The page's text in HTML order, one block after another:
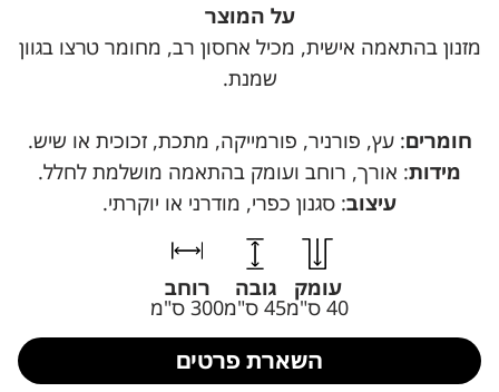
על המוצר
מזנון בהתאמה אישית, מכיל אחסון רב, מחומר טרצו בגוון
שמנת.
חומרים: עץ, פורניר, פורמייקה, מתכת, זכוכית או שיש.
מידות: אורך, רוחב ועומק בהתאמה מושלמת לחלל.
עיצוב: סגנון כפרי, מודרני או יוקרתי.
עומק
40 ס"מ
גובה
45 ס"מ
רוחב
300 ס"מ
השארת פרטים